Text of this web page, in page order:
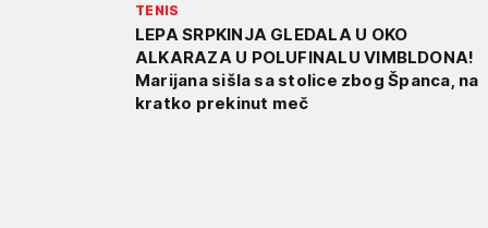
TENIS
LEPA SRPKINJA GLEDALA U OKO
ALKARAZA U POLUFINALU VIMBLDONA!
Marijana sišla sa stolice zbog Španca, na
kratko prekinut meč